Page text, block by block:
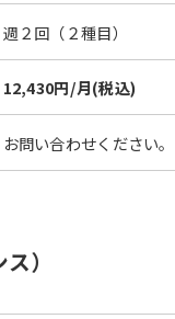
週２回（２種目）
12,430円/月(税込)
お問い合わせください。
）